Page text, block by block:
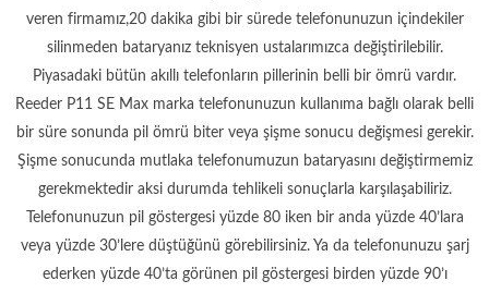
veren firmamız,20 dakika gibi bir sürede telefonunuzun içindekiler
silinmeden bataryanız teknisyen ustalarımızca değiştirilebilir.
Piyasadaki bütün akıllı telefonların pillerinin belli bir ömrü vardır.
Reeder P11 SE Max marka telefonunuzun kullanıma bağlı olarak belli
bir süre sonunda pil ömrü biter veya şişme sonucu değişmesi gerekir.
Şişme sonucunda mutlaka telefonumuzun bataryasını değiştirmemiz
gerekmektedir aksi durumda tehlikeli sonuçlarla karşılaşabiliriz.
Telefonunuzun pil göstergesi yüzde 80 iken bir anda yüzde 40’lara
veya yüzde 30’lere düştüğünü görebilirsiniz. Ya da telefonunuzu şarj
ederken yüzde 40’ta görünen pil göstergesi birden yüzde 90’ı